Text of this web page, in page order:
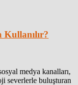
Kullanılır?
medya kanalları,
severlerle buluşturan